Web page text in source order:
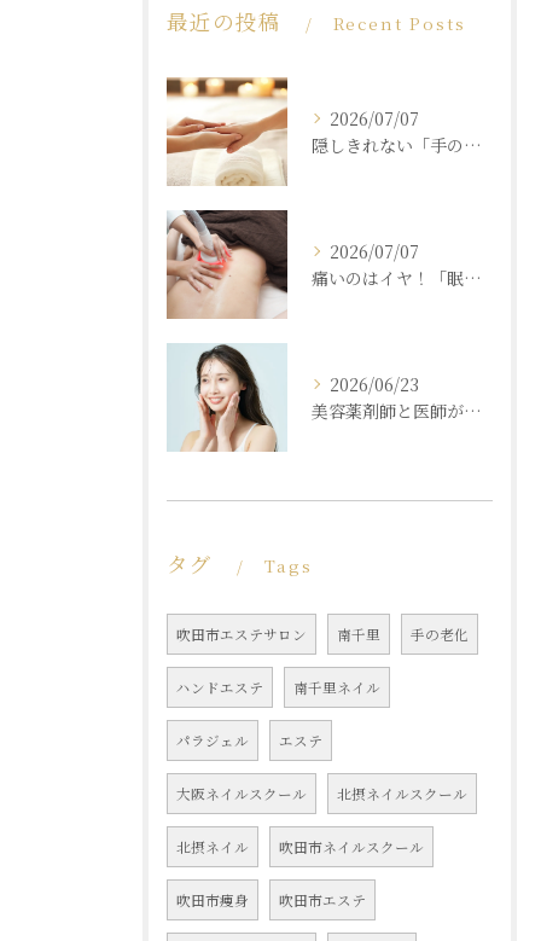
最近の投稿 Recent Posts
2026/07/07
隠しきれない「手の老化」を根本ケア！ふっくら若々しい手肌を取り戻す本格ハンドエステ
2026/07/07
痛いのはイヤ！「眠れるほど気持ちいいのに結果が出る」痩身エステの秘密
2026/06/23
美容薬剤師と医師が共同開発した商材と「真皮層フェイシャル」で内側からもっちり潤う素肌へ
タグ Tags
吹田市エステサロン 南千里 手の老化
ハンドエステ 南千里ネイル
パラジェル エステ
大阪ネイルスクール 北摂ネイルスクール
北摂ネイル 吹田市ネイルスクール
吹田市痩身 吹田市エステ